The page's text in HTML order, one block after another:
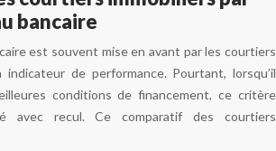
bancaire
est souvent mise en avant par les courtiers
indicateur de performance. Pourtant, lorsqu’il
conditions de financement, ce critère
avec recul. Ce comparatif des courtiers